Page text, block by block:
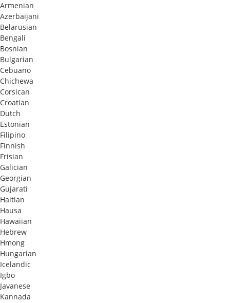
Armenian
Azerbaijani
Belarusian
Bengali
Bosnian
Bulgarian
Cebuano
Chichewa
Corsican
Croatian
Dutch
Estonian
Filipino
Finnish
Frisian
Galician
Georgian
Gujarati
Haitian
Hausa
Hawaiian
Hebrew
Hmong
Hungarian
Icelandic
Igbo
Javanese
Kannada